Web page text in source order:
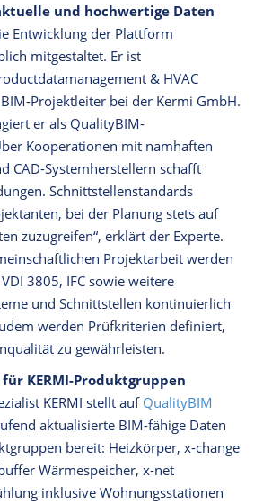
und hochwertige Daten
Entwicklung der Plattform
mitgestaltet. Er ist
& HVAC
Projektleiter bei der Kermi GmbH.
er als QualityBIM-
Kooperationen mit namhaften
CAD-Systemherstellern schafft
Schnittstellenstandards
bei der Planung stets auf
zuzugreifen“, erklärt der Experte.
Projektarbeit werden
3805, IFC sowie weitere
und Schnittstellen kontinuierlich
werden Prüfkriterien definiert,
zu gewährleisten.
KERMI-Produktgruppen
KERMI stellt auf QualityBIM
aktualisierte BIM-fähige Daten
bereit: Heizkörper, x-change
Wärmespeicher, x-net
inklusive Wohnungsstationen